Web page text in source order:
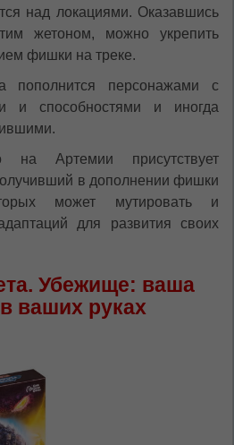
над локациями. Оказавшись
жетоном, можно укрепить
фишки на треке.
пополнится персонажами с
и способностями и иногда
на Артемии присутствует
в дополнении фишки
может мутировать и
для развития своих
Убежище: ваша
ваших руках